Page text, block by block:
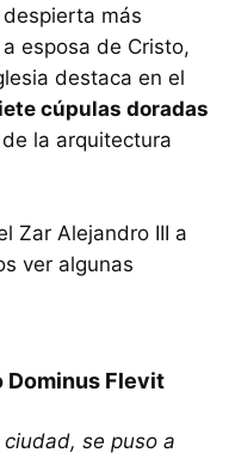
más
esposa de Cristo,
destaca en el
cúpulas doradas
la arquitectura
Zar Alejandro III a
ver algunas
Dominus Flevit
se puso a